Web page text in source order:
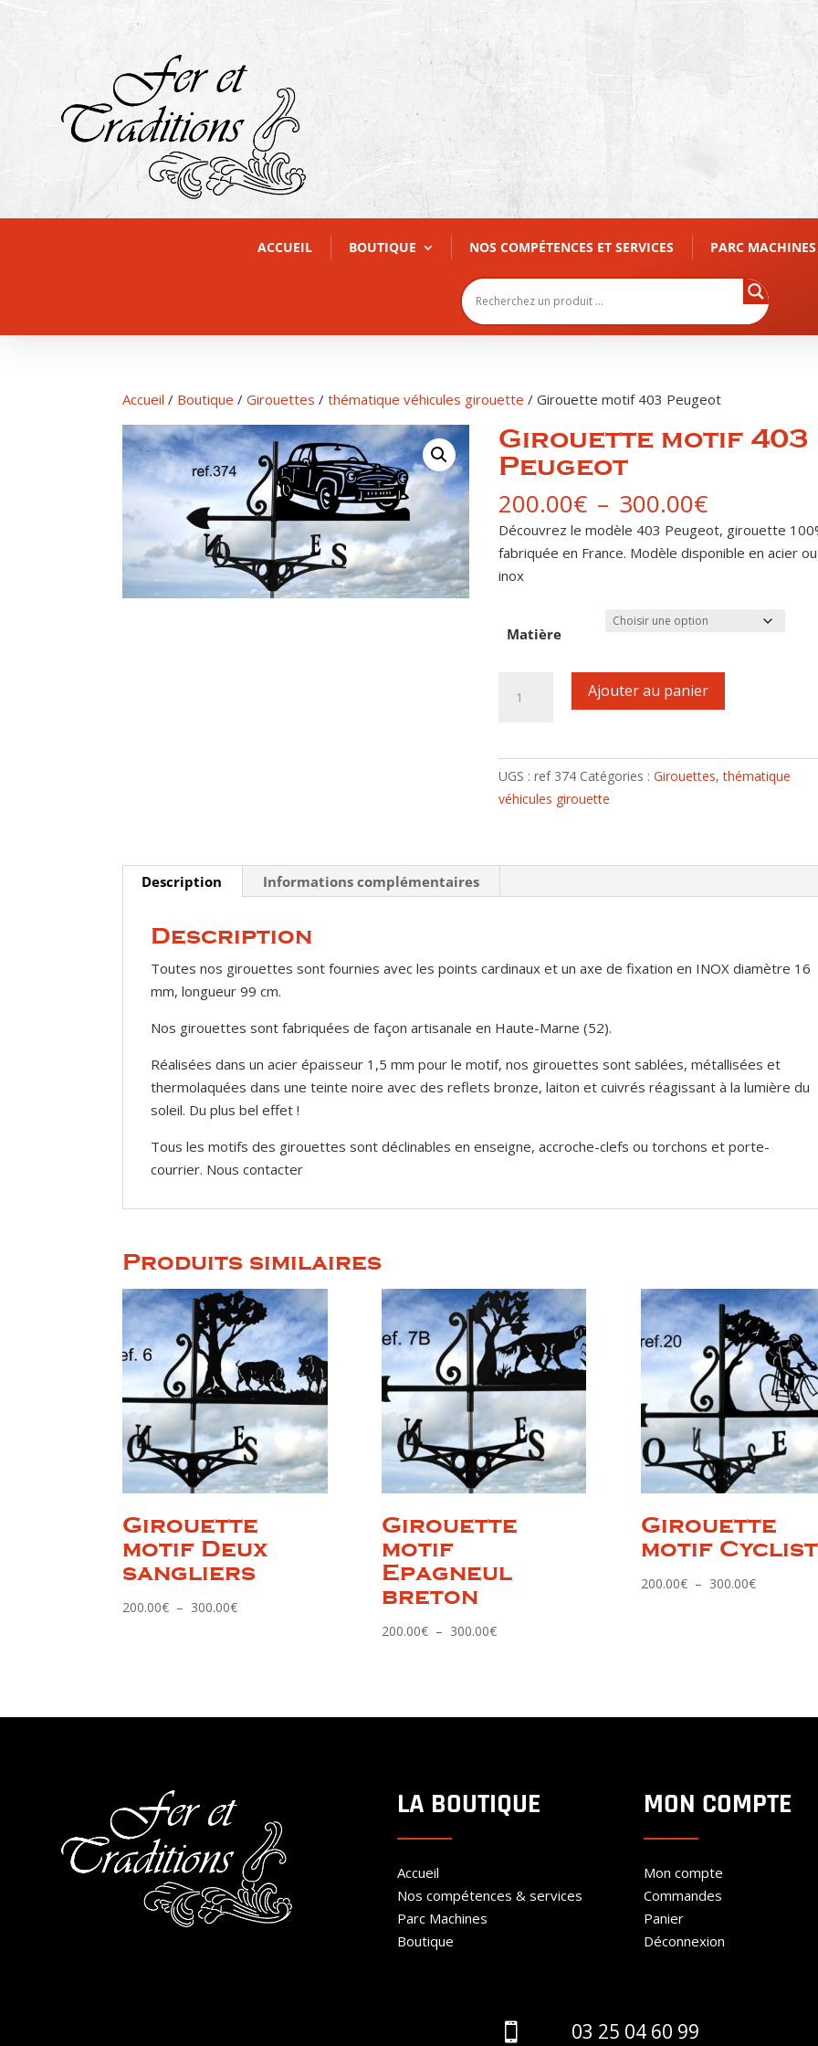
ACCUEIL BOUTIQUE NOS COMPÉTENCES ET SERVICES PARC MACHINES
Accueil / Boutique /Girouettes /thématique véhicules girouette / Girouette motif 403 Peugeot
Girouette motif 403
Peugeot
200.00€ – 300.00€Plage
de
prix :
300.00€
Découvrez le modèle 403 Peugeot, girouette
fabriquée en France. Modèle disponible en acier ou
inox
Matière
403
Peugeot
Ajouter au panier
UGS :ref 374 Catégories :Girouettes,thématique
véhicules girouette
Description Informations complémentaires
Description
Toutes nos girouettes sont fournies avec les points cardinaux et un axe de fixation en INOX diamètre 16
mm, longueur 99 cm.
Nos girouettes sont fabriquées de façon artisanale en Haute-Marne (52).
Réalisées dans un acier épaisseur 1,5 mm pour le motif, nos girouettes sont sablées, métallisées et
thermolaquées dans une teinte noire avec des reflets bronze, laiton et cuivrés réagissant à la lumière du
soleil. Du plus bel effet !
Tous les motifs des girouettes sont déclinables en enseigne, accroche-clefs ou torchons et porte-
courrier. Nous contacter
Produits similaires
Girouette
motif Deux
sangliers
200.00€ – 300.00€Plage
Girouette
motif
Epagneul
breton
200.00€ – 300.00€Plage
à
Girouette
motif
200.00€ – 300.00€Plage
LA BOUTIQUE
Accueil
Nos compétences & services
Parc Machines
Boutique
MON COMPTE
Mon compte
Commandes
Panier
Déconnexion
 03 25 04 60 99